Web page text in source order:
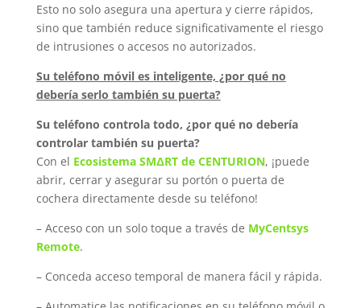
Esto no solo asegura una apertura y cierre rápidos,
sino que también reduce significativamente el riesgo
de intrusiones o accesos no autorizados.
Su teléfono móvil es inteligente, ¿por qué no
debería serlo también su puerta?
Su teléfono controla todo, ¿por qué no debería
controlar también su puerta?
Con el Ecosistema SMΔRT de CENTURION, ¡puede
abrir, cerrar y asegurar su portón o puerta de
cochera directamente desde su teléfono!
– Acceso con un solo toque a través de MyCentsys
Remote.
– Conceda acceso temporal de manera fácil y rápida.